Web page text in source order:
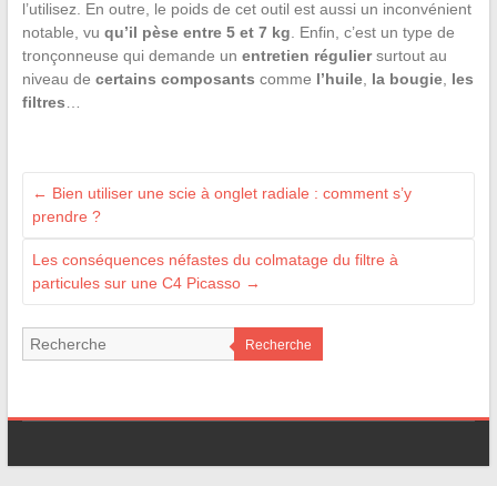
l’utilisez. En outre, le poids de cet outil est aussi un inconvénient
notable, vu qu’il pèse entre 5 et 7 kg. Enfin, c’est un type de
tronçonneuse qui demande un entretien réguliersurtout au
niveau de certains composants comme l’huile, la bougie, les
filtres…
← Bien utiliser une scie à onglet radiale : comment s’y
prendre ?
Les conséquences néfastes du colmatage du filtre à
particules sur une C4 Picasso →
Recherche